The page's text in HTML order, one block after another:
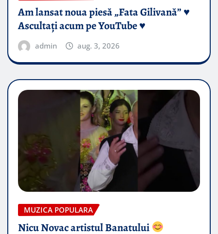
Am lansat noua piesă „Fata Gilivană” ♥️
Ascultați acum pe YouTube ♥️
admin aug. 3, 2026
MUZICA POPULARA
Nicu Novac artistul Banatului